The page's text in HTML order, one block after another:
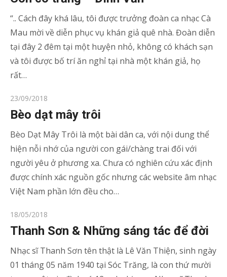
“.. Cách đây khá lâu, tôi được trưởng đoàn ca nhạc Cà
Mau mời về diễn phục vụ khán giả quê nhà. Đoàn diễn
tại đây 2 đêm tại một huyện nhỏ, không có khách sạn
và tôi được bố trí ăn nghỉ tại nhà một khán giả, họ
rất…
Posted
on
23/09/2018
Bèo dạt mây trôi
Bèo Dạt Mây Trôi là một bài dân ca, với nội dung thể
hiện nỗi nhớ của người con gái/chàng trai đối với
người yêu ở phương xa. Chưa có nghiên cứu xác định
được chính xác nguồn gốc nhưng các website âm nhạc
Việt Nam phần lớn đều cho…
Posted
on
18/05/2018
Thanh Sơn & Những sáng tác để đời
Nhạc sĩ Thanh Sơn tên thật là Lê Văn Thiện, sinh ngày
01 tháng 05 năm 1940 tại Sóc Trăng, là con thứ mười